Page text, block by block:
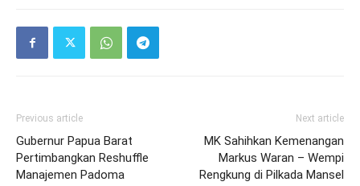
Previous article
Gubernur Papua Barat
Pertimbangkan Reshuffle
Manajemen Padoma
Next article
MK Sahihkan Kemenangan
Markus Waran – Wempi
Rengkung di Pilkada Mansel